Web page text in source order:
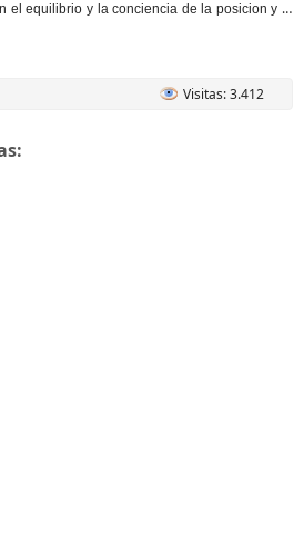
el equilibrio y la conciencia de la posicion y el
Visitas: 3.412